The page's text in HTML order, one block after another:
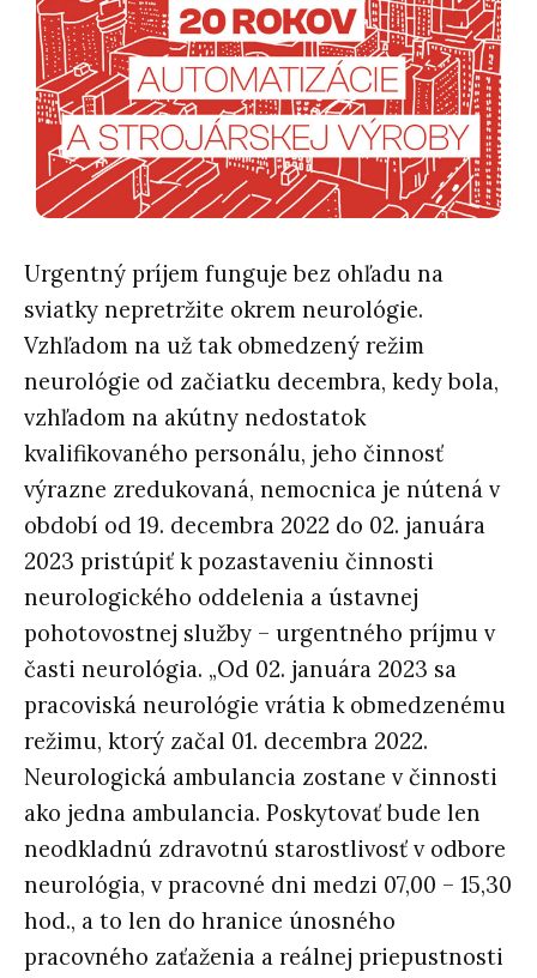
Urgentný príjem funguje bez ohľadu na
sviatky nepretržite okrem neurológie.
Vzhľadom na už tak obmedzený režim
neurológie od začiatku decembra, kedy bola,
vzhľadom na akútny nedostatok
kvalifikovaného personálu, jeho činnosť
výrazne zredukovaná, nemocnica je nútená v
období od 19. decembra 2022 do 02. januára
2023 pristúpiť k pozastaveniu činnosti
neurologického oddelenia a ústavnej
pohotovostnej služby – urgentného príjmu v
časti neurológia. „Od 02. januára 2023 sa
pracoviská neurológie vrátia k obmedzenému
režimu, ktorý začal 01. decembra 2022.
Neurologická ambulancia zostane v činnosti
ako jedna ambulancia. Poskytovať bude len
neodkladnú zdravotnú starostlivosť v odbore
neurológia, v pracovné dni medzi 07,00 – 15,30
hod., a to len do hranice únosného
pracovného zaťaženia a reálnej priepustnosti